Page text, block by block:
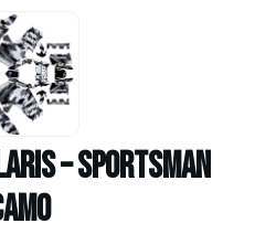
– SPORTSMAN